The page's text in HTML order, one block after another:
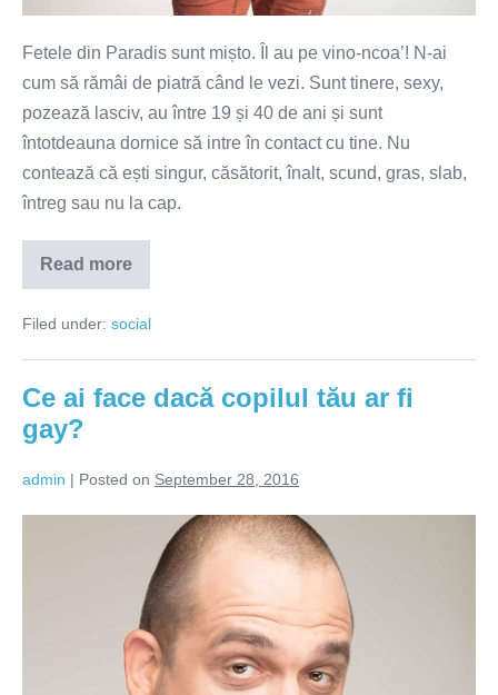
Fetele din Paradis sunt mișto. Îl au pe vino-ncoa’! N-ai
cum să rămâi de piatră când le vezi. Sunt tinere, sexy,
pozează lasciv, au între 19 și 40 de ani și sunt
întotdeauna dornice să intre în contact cu tine. Nu
contează că ești singur, căsătorit, înalt, scund, gras, slab,
întreg sau nu la cap.
Read more
Fetele
din
Filed under: social
Ce ai face dacă copilul tău ar fi
gay?
admin | Posted on September 28, 2016